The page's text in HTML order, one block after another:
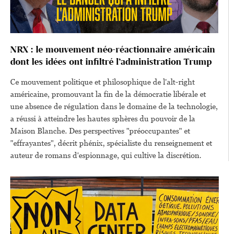
NRX : le mouvement néo-réactionnaire américain
dont les idées ont infiltré l’administration Trump
Ce mouvement politique et philosophique de l'alt-right
américaine, promouvant la fin de la démocratie libérale et
une absence de régulation dans le domaine de la technologie,
a réussi à atteindre les hautes sphères du pouvoir de la
Maison Blanche. Des perspectives "préoccupantes" et
"effrayantes", décrit phénix, spécialiste du renseignement et
auteur de romans d'espionnage, qui cultive la discrétion.